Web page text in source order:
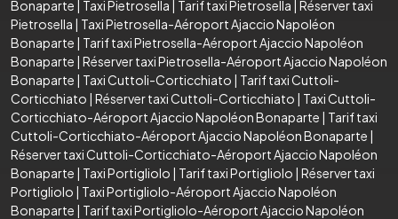
Bonaparte | Taxi Pietrosella | Tarif taxi Pietrosella | Réserver taxi
Pietrosella | Taxi Pietrosella-Aéroport Ajaccio Napoléon
Bonaparte | Tarif taxi Pietrosella-Aéroport Ajaccio Napoléon
Bonaparte | Réserver taxi Pietrosella-Aéroport Ajaccio Napoléon
Bonaparte | Taxi Cuttoli-Corticchiato | Tarif taxi Cuttoli-
Corticchiato | Réserver taxi Cuttoli-Corticchiato | Taxi Cuttoli-
Corticchiato-Aéroport Ajaccio Napoléon Bonaparte | Tarif taxi
Cuttoli-Corticchiato-Aéroport Ajaccio Napoléon Bonaparte |
Réserver taxi Cuttoli-Corticchiato-Aéroport Ajaccio Napoléon
Bonaparte | Taxi Portigliolo | Tarif taxi Portigliolo | Réserver taxi
Portigliolo | Taxi Portigliolo-Aéroport Ajaccio Napoléon
Bonaparte | Tarif taxi Portigliolo-Aéroport Ajaccio Napoléon